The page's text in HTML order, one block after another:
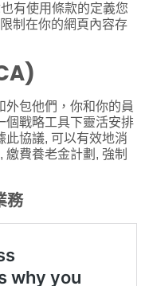
有使用條款的定義您
制在你的網頁內容存
外包他們，你和你的員
個戰略工具下靈活安排
此協議, 可以有效地消
費養老金計劃, 強制
務